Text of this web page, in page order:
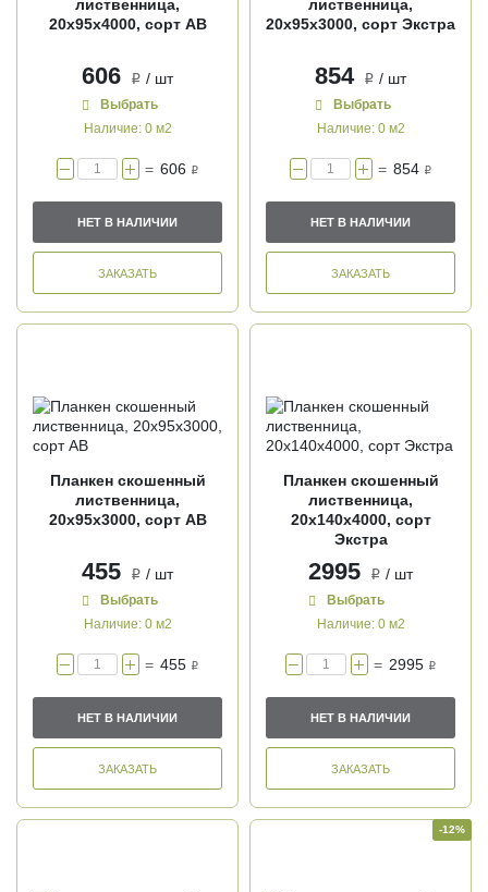
лиственница,
20х95х4000, сорт АВ
606 i / шт
Выбрать
Наличие: 0 м2
= 606 i
НЕТ В НАЛИЧИИ
ЗАКАЗАТЬ
лиственница,
20х95х3000, сорт Экстра
854 i / шт
Выбрать
Наличие: 0 м2
= 854 i
НЕТ В НАЛИЧИИ
ЗАКАЗАТЬ
Планкен скошенный
лиственница,
20х95х3000, сорт АВ
455 i / шт
Выбрать
Наличие: 0 м2
= 455 i
НЕТ В НАЛИЧИИ
ЗАКАЗАТЬ
Планкен скошенный
лиственница,
20х140х4000, сорт
Экстра
2995 i / шт
Выбрать
Наличие: 0 м2
= 2995 i
НЕТ В НАЛИЧИИ
ЗАКАЗАТЬ
-12%